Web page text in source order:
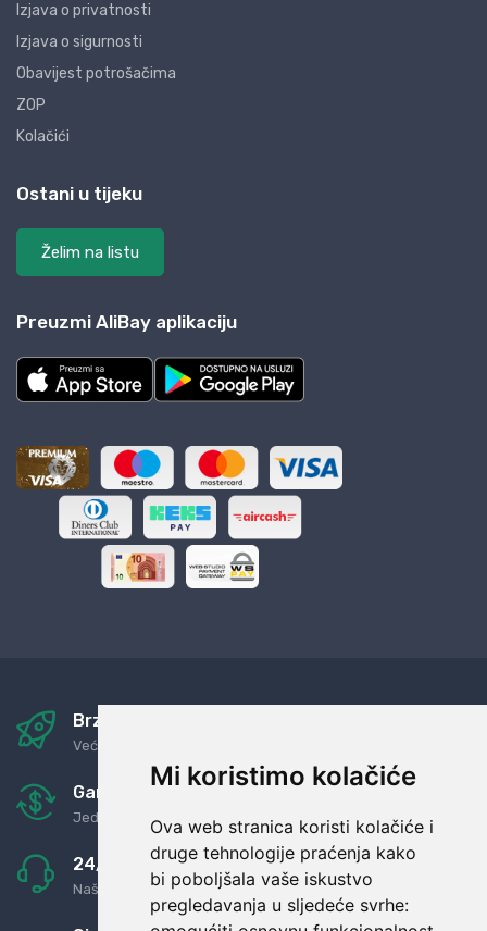
Mi koristimo kolačiće
Ova web stranica koristi kolačiće i
druge tehnologije praćenja kako
bi poboljšala vaše iskustvo
pregledavanja u sljedeće svrhe:
Izjava o privatnosti
Izjava o sigurnosti
Obavijest potrošačima
ZOP
Kolačići
Ostani u tijeku
Želim na listu
Preuzmi AliBay aplikaciju
Brza i sigurna dostava
Već za nekoliko dana kod vas
Garancija u povrat novaca
Jednostavno pravilo: Roba za novac
24/7 odlična podrška
Naši agenti uvijek na raspolaganju